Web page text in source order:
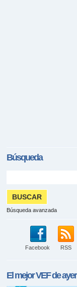
Búsqueda
Búsqueda avanzada
Facebook RSS
El mejorVEFde ayer